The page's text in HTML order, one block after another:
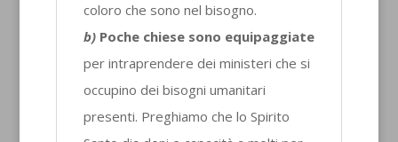
coloro che sono nel bisogno.
b) Poche chiese sono equipaggiate
per intraprendere dei ministeri che si
occupino dei bisogni umanitari
presenti. Preghiamo che lo Spirito